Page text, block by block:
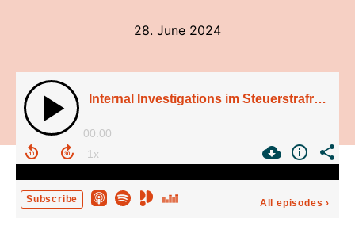
28. June 2024
Internal Investigations im Steuerstrafrecht
00:00
Subscribe All episodes ›